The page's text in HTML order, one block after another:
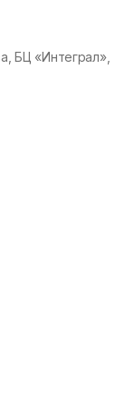
БЦ «Интеграл»,